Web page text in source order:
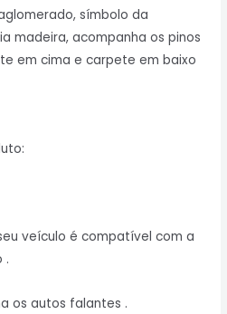
símbolo da
madeira, acompanha os pinos
em cima e carpete em baixo
veículo é compatível com a
.
os autos falantes .